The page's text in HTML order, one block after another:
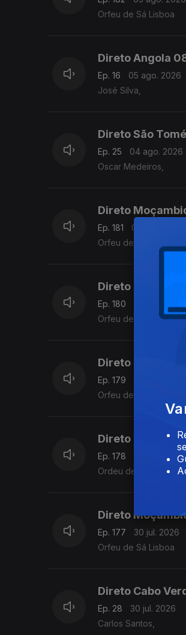
Orfeu de Sá Lisboa
Direto Angola
Ep. 16
05 ago. 2026
José Silva,
Direto São
Ep. 25
04 ago. 2026
Oscar Medeiros,
Direto
Ep. 181
04 ago. 2026
Orfeu de Sá Lisboa
Direto
Ep. 180
Orfeu de Sá Lisboa
Direto
Ep. 179
Orfeu de Sá Lisboa
Direto
Ep. 178
31 jul. 2026
Ordeu de Sá Lisboa
Direto
Ep. 177
30 jul. 2026
Orfeu de Sá Lisboa
Direto Cabo
Ep. 28
30 jul. 2026
Carlos Santos,